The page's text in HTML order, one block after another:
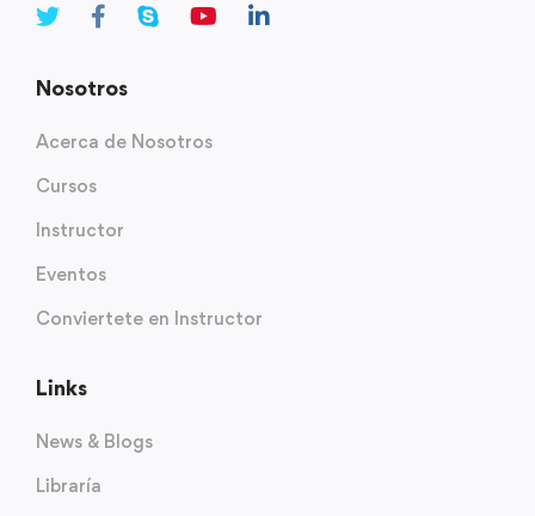
Nosotros
Acerca de Nosotros
Cursos
Instructor
Eventos
Conviertete en Instructor
Links
News & Blogs
Libraría